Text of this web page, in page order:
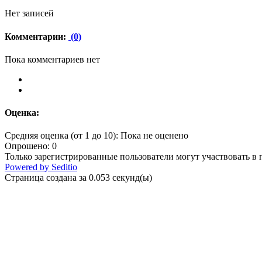
Нет записей
Комментарии: (0)
Пока комментариев нет
Оценка:
Средняя оценка (от 1 до 10): Пока не оценено
Опрошено: 0
Только зарегистрированные пользователи могут участвовать в
Powered by Seditio
Страница создана за 0.053 секунд(ы)